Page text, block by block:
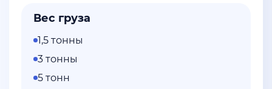
Вес груза
1,5 тонны
3 тонны
5 тонн